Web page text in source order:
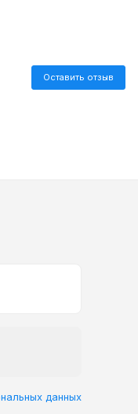
Оставить отзыв
данных